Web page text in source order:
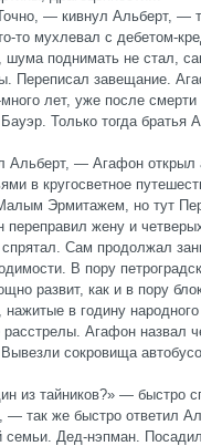
— кивнул Альберт, —
то мухлевал с дебетом-
поднимать не стал,
Переписал завещание.
лет, уже после
Только тогда братья
— Агафон открыл
в кругосветное
Эрмитажем, но тут
жену и
Сам продолжал
В пору
развит, как и в пору
нажитые в годину
Агафон назвал
сокровища
из тайников?» — быстро
— так же быстро ответил
Дед-нэпман.